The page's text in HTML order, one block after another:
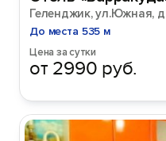
Геленджик, ул.Южная,
До места 535 м
Цена за сутки
от 2990 руб.